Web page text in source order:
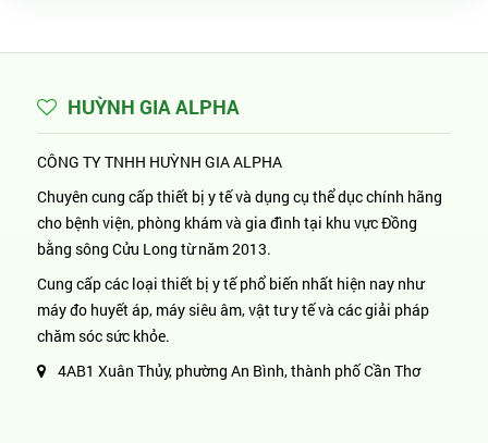
HUỲNH GIA ALPHA
CÔNG TY TNHH HUỲNH GIA ALPHA
Chuyên cung cấp thiết bị y tế và dụng cụ thể dục chính hãng
cho bệnh viện, phòng khám và gia đình tại khu vực Đồng
bằng sông Cửu Long từ năm 2013.
Cung cấp các loại thiết bị y tế phổ biến nhất hiện nay như
máy đo huyết áp, máy siêu âm, vật tư y tế và các giải pháp
chăm sóc sức khỏe.
4AB1 Xuân Thủy, phường An Bình, thành phố Cần Thơ